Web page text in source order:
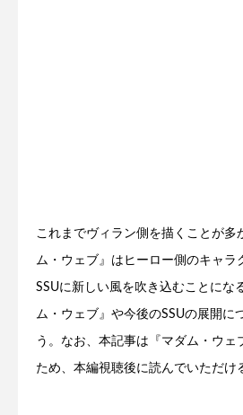
これまでヴィラン側を描くことが多
ム・ウェブ』はヒーロー側のキャラ
SSUに新しい風を吹き込むことにな
ム・ウェブ』や今後のSSUの展開に
う。なお、本記事は『マダム・ウェ
ため、本編視聴後に読んでいただけ